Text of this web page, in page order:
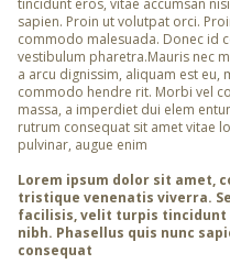
tincidunt eros, vitae accumsan
sapien. Proin ut volutpat orci.
commodo malesuada. Donec id
vestibulum pharetra.Mauris nec
a arcu dignissim, aliquam est eu,
commodo hendre rit. Morbi vel
massa, a imperdiet dui elem
rutrum consequat sit amet vitae
pulvinar, augue enim
Lorem ipsum dolor sit amet,
tristique venenatis viverra.
facilisis, velit turpis tincidunt
nibh. Phasellus quis nunc
consequat